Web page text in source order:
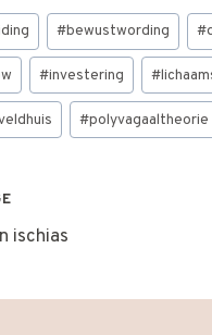
#bewustwording #
#investering #
#polyvagaaltheorie
ischias